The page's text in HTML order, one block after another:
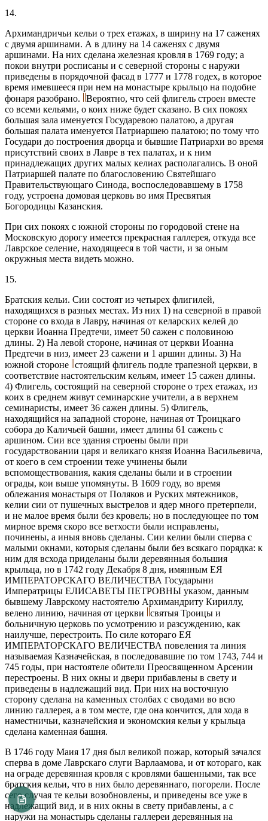
14.
Архимандричьи кельи о трех етажах, в ширину на 17 саженях
с двумя аршинами. А в длину на 14 саженях с двумя
аршинами. На них сделана железная кровля в 1769 году; а
покои внутри росписаны и с северной стороны с наружи
приведены в порядочной фасад в 1777 и 1778 годех, в которое
время имевшееся при нем на монастыре крыльцо на подобие
фонаря разобрано.
Вероятно, что сей флигель строен вместе
со всеми кельями, о коих ниже будет сказано. В сих покоях
большая зала именуется Государевою палатою, а другая
большая палата именуется Патриаршею палатою; по тому что
Государи до построения дворца и бывшие Патриархи во время
присутствий своих в Лавре в тех палатах, и к ним
принадлежащих других малых келиах располагались. В оной
Патриаршей палате по благословению Святейшаго
Правительствующаго Синода, воспоследовавшему в 1758
году, устроена домовая церковь во имя Пресвятыя
Богородицы Казанския.
При сих покоях с южной стороны по городовой стене на
Московскую дорогу имеется прекрасная галлерея, откуда все
Лаврское селение, находящееся в той части, и за оным
окружныя места видеть можно.
15.
Братския кельи. Сии состоят из четырех флигилей,
находящихся в разных местах. Из них 1) на северной в правой
стороне со входа в Лавру, начиная от келарских келей до
церкви Иоанна Предтечи, имеет 50 сажен с половиною
длины. 2) На левой стороне, начиная от церкви Иоанна
Предтечи в низ, имеет 23 сажени и 1 аршин длины. 3) На
южной стороне стоящий флигель подле трапезной церкви, в
соответствие настоятельским кельям, имеет 15 сажен длины.
4) Флигель, состоящий на северной стороне о трех етажах, из
коих в среднем живут семинарские учители, а в верхнем
семинаристы, имеет 36 сажен длины. 5) Флигель,
находящийся на западной стороне, начиная от Троицкаго
собора до Каличьей башни, имеет длины 61 сажень с
аршином. Сии все здания строены были при
государствовании царя и великаго князя Иоанна Васильевича,
от коего в сем строении теже учинены были
вспомоществования, какия сделаны были и в строении
ограды, кои выше упомянуты. В 1609 году, во время
облежания монастыря от Поляков и Руских мятежников,
келии сии от пушечных выстрелов и ядер много претерпели,
и не малое время были без кровель; но в последующее по том
мирное время скоро все ветхости были исправлены,
починены, а иныя вновь сделаны. Сии келии были сперва с
малыми окнами, которыя сделаны были без всякаго порядка: к
ним для всхода приделаны были деревянныя большия
крыльца, но в 1742 году Декабря 8 дня, имянным ЕЯ
ИМПЕРАТОРСКАГО ВЕЛИЧЕСТВА Государыни
Императрицы ЕЛИСАВЕТЫ ПЕТРОВНЫ указом, данным
бывшему Лаврскому настоятелю Архимандриту Кириллу,
велено линию, начиная от церкви
святыя Троицы и
больничную церковь по усмотрению и разсуждению, как
наилучше, перестроить. По силе котораго ЕЯ
ИМПЕРАТОРСКАГО ВЕЛИЧЕСТВА повеления та линия
называемая Казначейская, в последовавшие по том 1743, 744 и
745 годы, при настоятеле обители Преосвященном Арсении
перестроены. В них окны и двери прибавлены в свету и
приведены в надлежащий вид. При них на восточную
сторону сделана на каменных столбах с сводами во всю
линию галлерея, а в том месте, где она кончится, для хода в
наместничьи, казначейския и экономския кельи у крыльца
сделана каменная башня.
В 1746 году Маия 17 дня был великой пожар, который зачался
сперва в доме Лаврскаго слуги Варлаамова, и от котораго, как
на ограде деревянная кровля с кровлями башенными, так все
братския кельи, что в них было деревяннаго, погорели. После
сего случая те кельи возобновлены, и приведены все уже в
надлежащий вид, и в них окны в свету прибавлены, а с
наружи на монастырь сделаны галлереи деревянныя на